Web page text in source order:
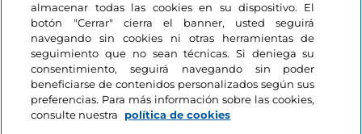
almacenar todas las cookies en su dispositivo. El
botón "Cerrar" cierra el banner, usted seguirá
navegando sin cookies ni otras herramientas de
seguimiento que no sean técnicas. Si deniega su
consentimiento, seguirá navegando sin poder
beneficiarse de contenidos personalizados según sus
preferencias. Para más información sobre las cookies,
consulte nuestra
política de cookies